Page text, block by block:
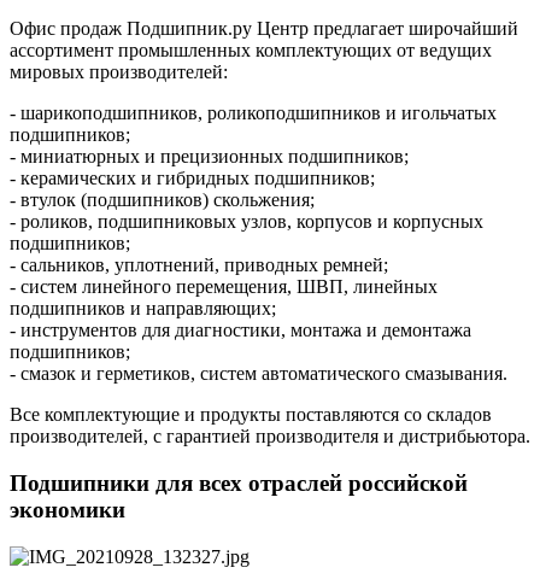
Офис продаж Подшипник.ру Центр предлагает широчайший
ассортимент промышленных комплектующих от ведущих
мировых производителей:
- шарикоподшипников, роликоподшипников и игольчатых
подшипников;
- миниатюрных и прецизионных подшипников;
- керамических и гибридных подшипников;
- втулок (подшипников) скольжения;
- роликов, подшипниковых узлов, корпусов и корпусных
подшипников;
- сальников, уплотнений, приводных ремней;
- систем линейного перемещения, ШВП, линейных
подшипников и направляющих;
- инструментов для диагностики, монтажа и демонтажа
подшипников;
- смазок и герметиков, систем автоматического смазывания.
Все комплектующие и продукты поставляются со складов
производителей, с гарантией производителя и дистрибьютора.
Подшипники для всех отраслей российской
экономики